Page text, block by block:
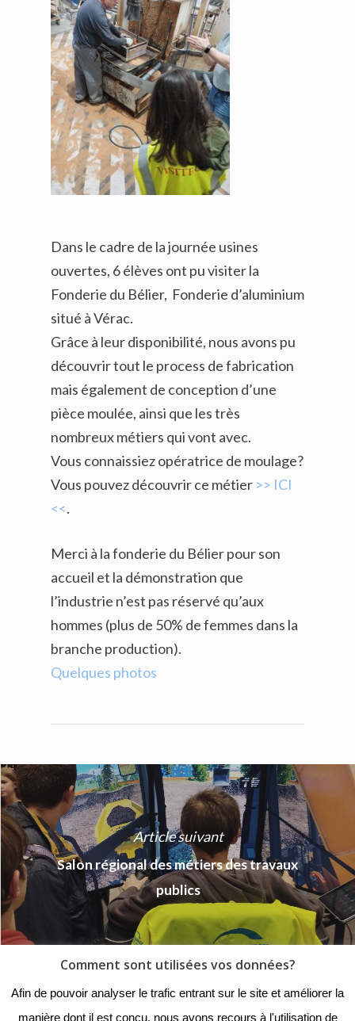
Dans le cadre de la journée usines
ouvertes, 6 élèves ont pu visiter la
Fonderie du Bélier, Fonderie d’aluminium
situé à Vérac.
Grâce à leur disponibilité, nous avons pu
découvrir tout le process de fabrication
mais également de conception d’une
pièce moulée, ainsi que les très
nombreux métiers qui vont avec.
Vous connaissiez opératrice de moulage?
Vous pouvez découvrir ce métier >> ICI
<<.
Merci à la fonderie du Bélier pour son
accueil et la démonstration que
l’industrie n’est pas réservé qu’aux
hommes (plus de 50% de femmes dans la
branche production).
Quelques photos
Article suivant
Salon régional des métiers des travaux
publics
© 2018 - Collège Henri de
Comment sont utilisées vos données?
Afin de pouvoir analyser le trafic entrant sur le site et améliorer la
manière dont il est conçu, nous avons recours à l'utilisation de